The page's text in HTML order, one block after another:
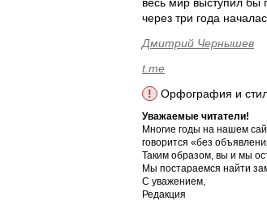
через три года
Дмитрий Чернышев
t.me
!
Орфография и
Уважаемые читатели!
Многие годы на нашем
говорится «без
Таким образом, вы и мы
Мы постараемся найти
С уважением,
Редакция